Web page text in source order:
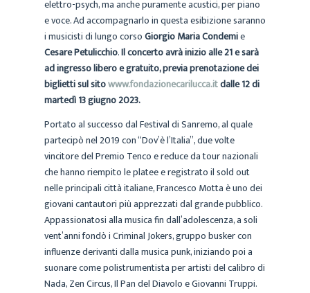
elettro-psych, ma anche puramente acustici, per piano
e voce. Ad accompagnarlo in questa esibizione saranno
i musicisti di lungo corsoGiorgio Maria Condemie
Cesare Petulicchio.Il concerto avrà inizio alle 21 e sarà
ad ingresso libero e gratuito, previa prenotazione dei
biglietti sul sitowww.fondazionecarilucca.itdalle 12 di
martedì 13 giugno 2023.
Portato al successo dal Festival di Sanremo, al quale
partecipò nel 2019 con “Dov’è l’Italia”, due volte
vincitore del Premio Tenco e reduce da tour nazionali
che hanno riempito le platee e registrato il sold out
nelle principali città italiane, Francesco Motta è uno dei
giovani cantautori più apprezzati dal grande pubblico.
Appassionatosi alla musica fin dall’adolescenza, a soli
vent’anni fondò i Criminal Jokers, gruppo busker con
influenze derivanti dalla musica punk, iniziando poi a
suonare come polistrumentista per artisti del calibro di
Nada, Zen Circus, Il Pan del Diavolo e Giovanni Truppi.